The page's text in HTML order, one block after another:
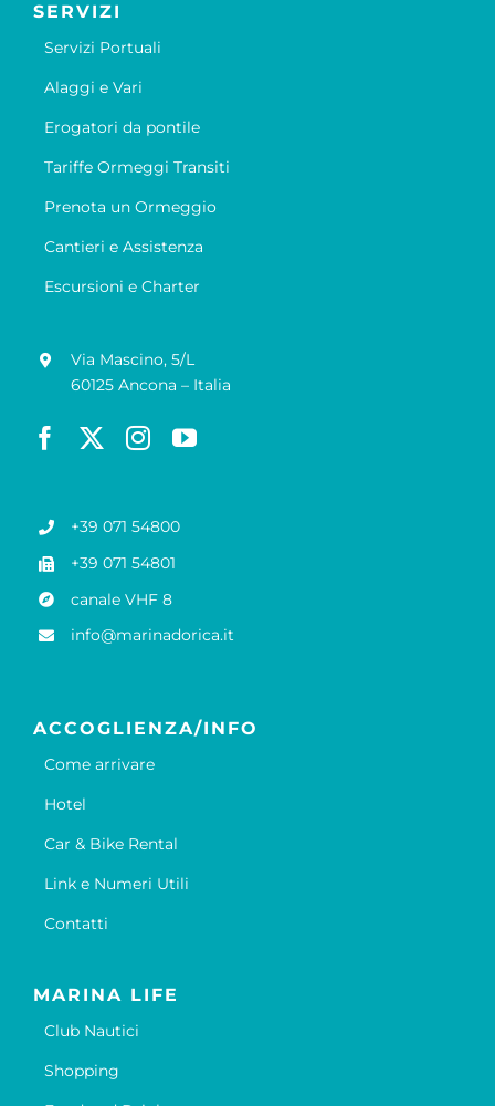
SERVIZI
Servizi Portuali
Alaggi e Vari
Erogatori da pontile
Tariffe Ormeggi Transiti
Prenota un Ormeggio
Cantieri e Assistenza
Escursioni e Charter
Via Mascino, 5/L
60125 Ancona – Italia
+39 071 54800
+39 071 54801
canale VHF 8
info@marinadorica.it
ACCOGLIENZA/INFO
Come arrivare
Hotel
Car & Bike Rental
Link e Numeri Utili
Contatti
MARINA LIFE
Club Nautici
Shopping